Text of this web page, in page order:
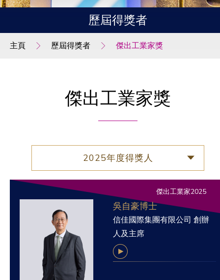
歷屆得獎者
主頁 歷屆得獎者 傑出工業家獎
傑出工業家獎
2025年度得獎人
傑出工業家2025
吳自豪博士
信佳國際集團有限公司 創辦
人及主席